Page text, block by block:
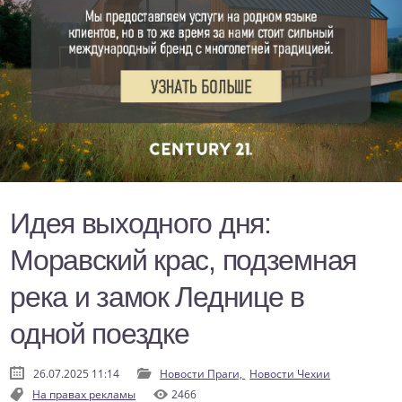
Идея выходного дня:
Моравский крас, подземная
река и замок Леднице в
одной поездке
26.07.2025 11:14 Новости Праги, Новости Чехии
На правах рекламы
2466